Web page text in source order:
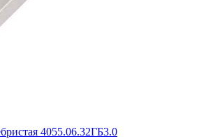
4055.06.32ГБ3.0